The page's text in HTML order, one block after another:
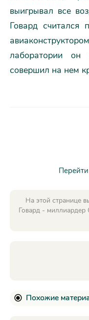
выигрывал все
Говард
лаборатории он
совершил на нем
На этой странице
Говард -
Похожие